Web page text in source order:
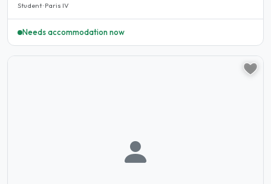
Student · Paris IV
Needs accommodation now